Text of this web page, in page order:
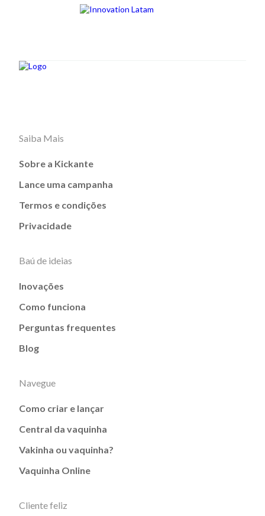
Saiba Mais
Sobre a Kickante
Lance uma campanha
Termos e condições
Privacidade
Baú de ideias
Inovações
Como funciona
Perguntas frequentes
Blog
Navegue
Como criar e lançar
Central da vaquinha
Vakinha ou vaquinha?
Vaquinha Online
Cliente feliz